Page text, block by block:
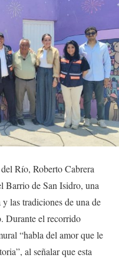
Río, Roberto Cabrera
Barrio de San Isidro, una
las tradiciones de una de
Durante el recorrido
“habla del amor que le
al señalar que esta